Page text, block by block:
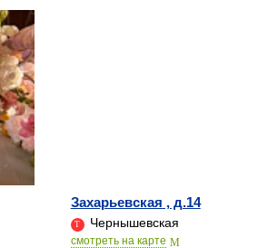
Захарьевская , д.14
Чернышевская
cмотреть на карте